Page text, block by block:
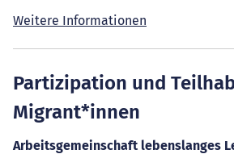
Weitere Informationen
Partizipation und
Migrant*innen
Arbeitsgemeinschaft lebenslanges